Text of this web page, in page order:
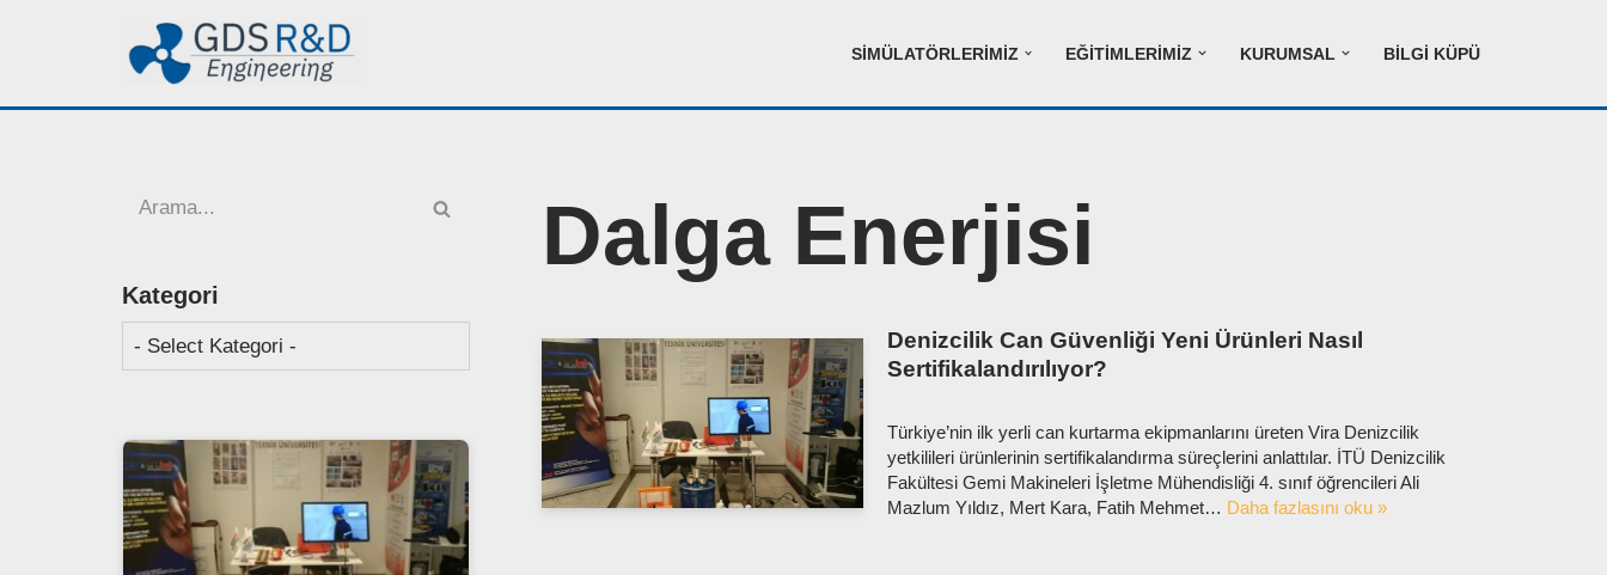
SIMÜLATÖRLERIMIZ EĞITIMLERIMIZ KURUMSAL BILGI KÜPÜ
Kategori
Dalga Enerjisi
Denizcilik Can Güvenliği Yeni Ürünleri Nasıl
Sertifikalandırılıyor?
Türkiye’nin ilk yerli can kurtarma ekipmanlarını üreten Vira Denizcilik
yetkilileri ürünlerinin sertifikalandırma süreçlerini anlattılar. İTÜ Denizcilik
Fakültesi Gemi Makineleri İşletme Mühendisliği 4. sınıf öğrencileri Ali
Mazlum Yıldız, Mert Kara, Fatih Mehmet… Daha fazlasını oku »